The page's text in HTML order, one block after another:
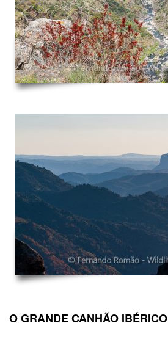
O GRANDE CANHÃO IBÉRICO